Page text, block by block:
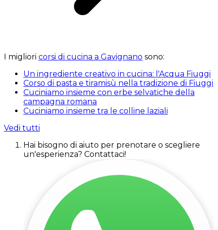
I migliori corsi di cucina a Gavignano sono:
Un ingrediente creativo in cucina: l'Acqua Fiuggi
Corso di pasta e tiramisù nella tradizione di Fiuggi
Cuciniamo insieme con erbe selvatiche della
campagna romana
Cuciniamo insieme tra le colline laziali
Vedi tutti
Hai bisogno di aiuto per prenotare o scegliere
un'esperienza? Contattaci!